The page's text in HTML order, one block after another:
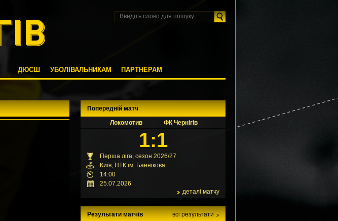
ДЮСШ УБОЛІВАЛЬНИКАМ ПАРТНЕРАМ
Попередній матч
Локомотив
ФК Чернігів
1:1
Перша ліга, сезон 2026/27
Київ, НТК ім. Баннікова
14:00
25.07.2026
деталі матчу
всі результати
Результати матчів